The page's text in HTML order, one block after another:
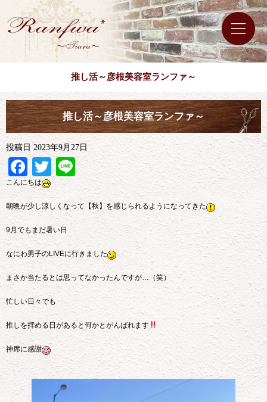
推し活～彦根美容室ランファ～
推し活～彦根美容室ランファ～
投稿日 2023年9月27日
Facebook
Twitter
Line
こんにちは
朝晩が少し涼しくなって【秋】を感じられるようになってきた
9月でもまだ暑い日
なにわ男子のLIVEに行きました
まさか当たるとは思ってなかったんですが…（笑）
忙しい日々でも
推しを拝める日があると何かとがんばれます
神席に感謝